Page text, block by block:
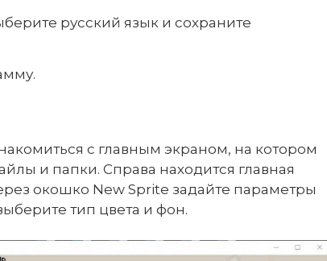
русский язык и сохраните
с главным экраном, на котором
и папки. Справа находится главная
окошко New Sprite задайте параметры
тип цвета и фон.